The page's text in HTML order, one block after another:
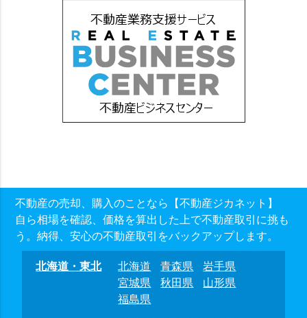
不動産の売却、購入のことなら【不動産ジカネット】
自ら相場を確認、価格を算出した上で不動産取引に挑も
う。納得、安心の不動産取引をバックアップします。
北海道・東北 北海道 青森県
岩手県
宮城県
秋田県
山形県
福島県